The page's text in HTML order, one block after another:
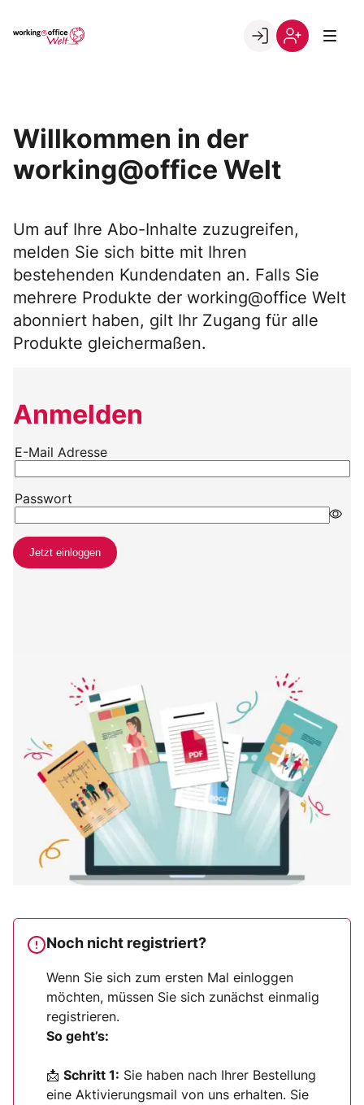
Go to landing page.
Welt
Willkommen in der
working@office Welt
Um auf Ihre Abo-Inhalte zuzugreifen,
melden Sie sich bitte mit Ihren
bestehenden Kundendaten an. Falls Sie
mehrere Produkte der working@office Welt
abonniert haben, gilt Ihr Zugang für alle
Produkte gleichermaßen.
Anmelden
Noch nicht registriert?
Wenn Sie sich zum ersten Mal einloggen
möchten, müssen Sie sich zunächst einmalig
registrieren.
So geht’s:
📩 Schritt 1: Sie haben nach Ihrer Bestellung
eine Aktivierungsmail von uns erhalten. Sie